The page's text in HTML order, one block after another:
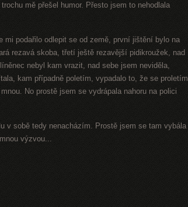
mě přešel humor. Přesto jsem to nehodlala
podařilo odlepit se od země, první jištění bylo na
rezavá skoba, třetí ještě rezavější pidikroužek, nad
nebyl kam vrazit, nad sebe jsem neviděla,
kam případně poletím, vypadalo to, že se proletím
No prostě jsem se vydrápala nahoru na polici
v sobě tedy nenacházím. Prostě jsem se tam vybála
výzvou...